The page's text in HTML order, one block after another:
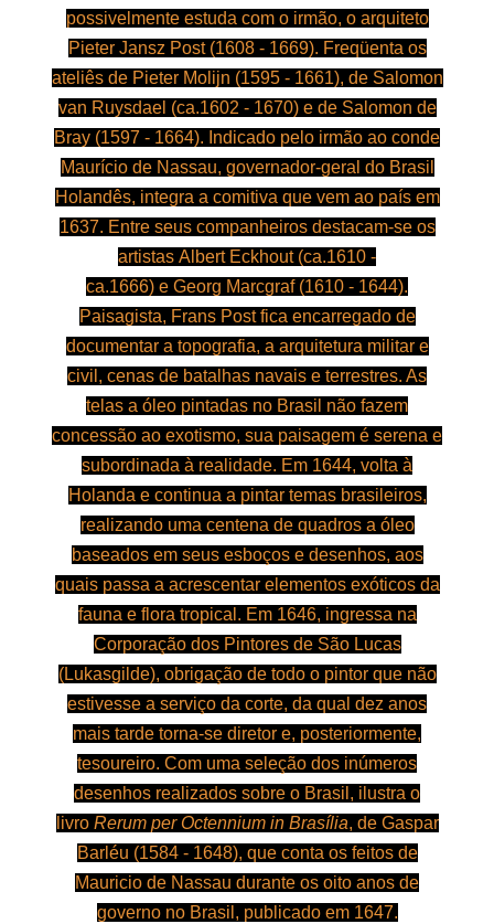
possivelmente estuda com o irmão, o arquiteto
Pieter Jansz Post (1608 - 1669). Freqüenta os
ateliês de Pieter Molijn (1595 - 1661), de Salomon
van Ruysdael (ca.1602 - 1670) e de Salomon de
Bray (1597 - 1664). Indicado pelo irmão ao conde
Maurício de Nassau, governador-geral do Brasil
Holandês, integra a comitiva que vem ao país em
1637. Entre seus companheiros destacam-se os
artistas Albert Eckhout (ca.1610 -
ca.1666) e Georg Marcgraf (1610 - 1644).
Paisagista, Frans Post fica encarregado de
documentar a topografia, a arquitetura militar e
civil, cenas de batalhas navais e terrestres. As
telas a óleo pintadas no Brasil não fazem
concessão ao exotismo, sua paisagem é serena e
subordinada à realidade. Em 1644, volta à
Holanda e continua a pintar temas brasileiros,
realizando uma centena de quadros a óleo
baseados em seus esboços e desenhos, aos
quais passa a acrescentar elementos exóticos da
fauna e flora tropical. Em 1646, ingressa na
Corporação dos Pintores de São Lucas
(Lukasgilde), obrigação de todo o pintor que não
estivesse a serviço da corte, da qual dez anos
mais tarde torna-se diretor e, posteriormente,
tesoureiro. Com uma seleção dos inúmeros
desenhos realizados sobre o Brasil, ilustra o
livro Rerum per Octennium in Brasília, de Gaspar
Barléu (1584 - 1648), que conta os feitos de
Mauricio de Nassau durante os oito anos de
governo no Brasil, publicado em 1647.